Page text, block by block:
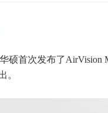
硕首次发布了
。